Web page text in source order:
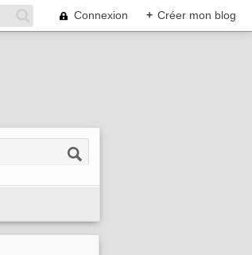
Connexion + Créer mon blog